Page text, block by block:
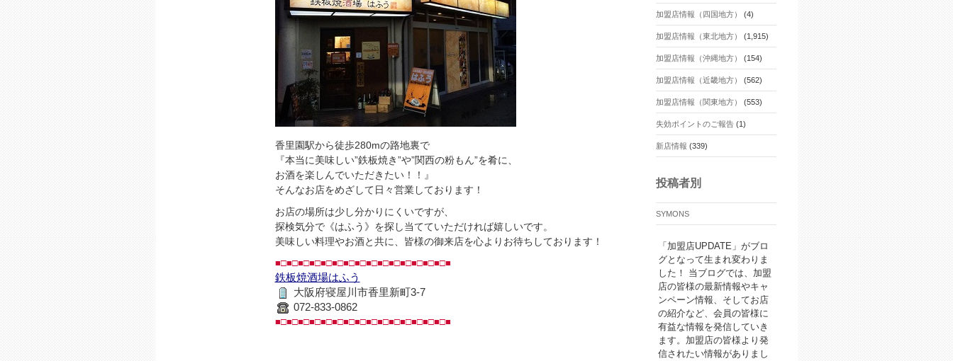
香里園駅から徒歩280mの路地裏で
『本当に美味しい”鉄板焼き”や”関西の粉もん”を肴に、
お酒を楽しんでいただきたい！！』
そんなお店をめざして日々営業しております！
お店の場所は少し分かりにくいですが、
探検気分で《はふう》を探し当てていただければ嬉しいです。
美味しい料理やお酒と共に、皆様の御来店を心よりお待ちしております！
■□■□■□■□■□■□■□■□■□■□■□■□■□■□■□■
鉄板焼酒場はふう
大阪府寝屋川市香里新町3-7
072-833-0862
■□■□■□■□■□■□■□■□■□■□■□■□■□■□■□■
加盟店情報（四国地方） (4)
加盟店情報（東北地方） (1,915)
加盟店情報（沖縄地方） (154)
加盟店情報（近畿地方） (562)
加盟店情報（関東地方） (553)
失効ポイントのご報告(1)
新店情報 (339)
投稿者別
SYMONS
「加盟店UPDATE」がブロ
グとなって生まれ変わりま
した！ 当ブログでは、加盟
店の皆様の最新情報やキャ
ンペーン情報、そしてお店
の紹介など、会員の皆様に
有益な情報を発信していき
ます。加盟店の皆様より発
信されたい情報がありまし